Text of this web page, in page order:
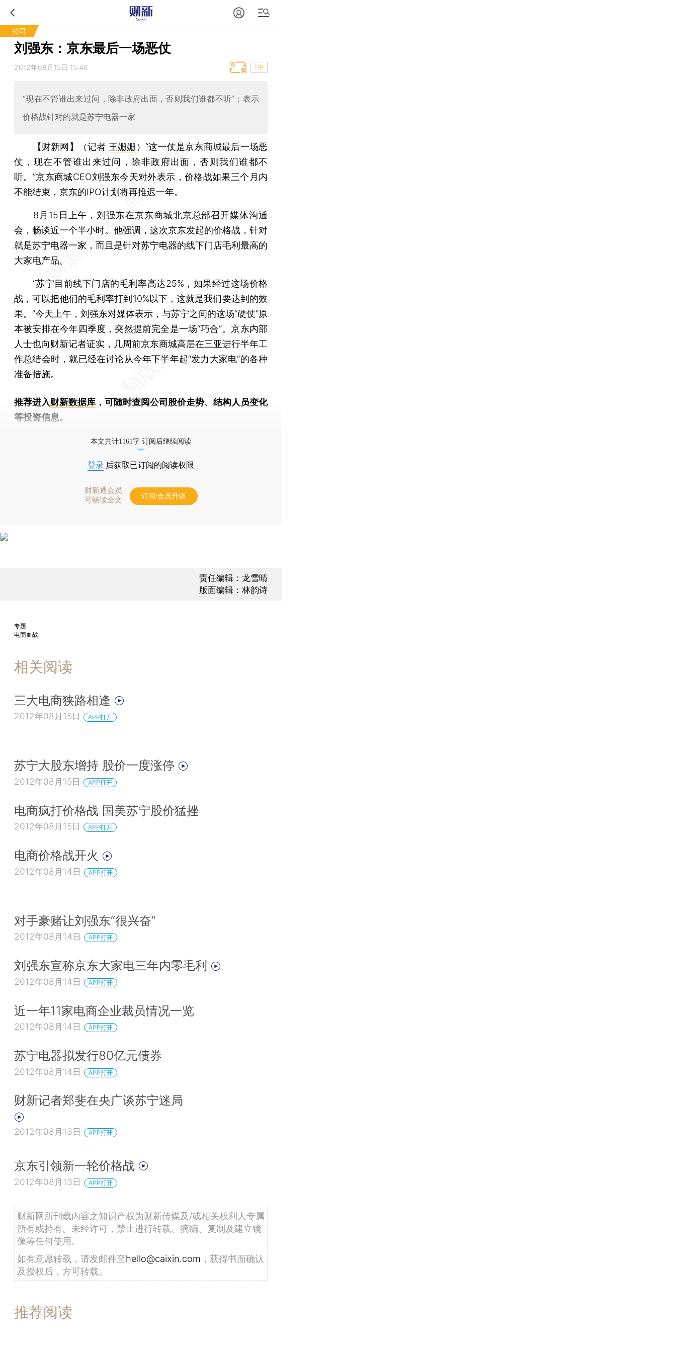
公司
刘强东：京东最后一场恶仗
2012年08月15日 15:46 T中
“现在不管谁出来过问，除非政府出面，否则我们谁都不听”；表示
价格战针对的就是苏宁电器一家
【财新网】（记者 王姗姗 ） “这一仗是京东商城最后一场恶
仗，现在不管谁出来过问，除非政府出面，否则我们谁都不
听。”京东商城CEO刘强东今天对外表示，价格战如果三个月内
不能结束，京东的IPO计划将再推迟一年。
8月15日上午，刘强东在京东商城北京总部召开媒体沟通
会，畅谈近一个半小时。他强调，这次京东发起的价格战，针对
就是苏宁电器一家，而且是针对苏宁电器的线下门店毛利最高的
大家电产品。
“苏宁目前线下门店的毛利率高达25%，如果经过这场价格
战，可以把他们的毛利率打到10%以下，这就是我们要达到的效
果。”今天上午，刘强东对媒体表示，与苏宁之间的这场“硬仗”原
本被安排在今年四季度，突然提前完全是一场“巧合”。京东内部
人士也向财新记者证实，几周前京东商城高层在三亚进行半年工
作总结会时，就已经在讨论从今年下半年起“发力大家电”的各种
准备措施。
推荐进入财新数据库 ，可随时查阅公司股价走势、结构人员变化
等投资信息。
本文共计1161字 订阅后继续阅读
登录 后获取已订阅的阅读权限
财新通会员
可畅读全文
订阅/会员升级
责任编辑：龙雪晴
版面编辑：林韵诗
专题
电商血战
相关阅读
三大电商狭路相逢
2012年08月15日 APP打开
苏宁大股东增持 股价一度涨停
2012年08月15日 APP打开
电商疯打价格战 国美苏宁股价猛挫
2012年08月15日 APP打开
电商价格战开火
2012年08月14日 APP打开
对手豪赌让刘强东“很兴奋”
2012年08月14日 APP打开
刘强东宣称京东大家电三年内零毛利
2012年08月14日 APP打开
近一年11家电商企业裁员情况一览
2012年08月14日 APP打开
苏宁电器拟发行80亿元债券
2012年08月14日 APP打开
财新记者郑斐在央广谈苏宁迷局
2012年08月13日 APP打开
京东引领新一轮价格战
2012年08月13日 APP打开
财新网所刊载内容之知识产权为财新传媒及/或相关权利人专属
所有或持有。未经许可，禁止进行转载、摘编、复制及建立镜
像等任何使用。
如有意愿转载，请发邮件至hello@caixin.com ，获得书面确认
及授权后，方可转载。
推荐阅读